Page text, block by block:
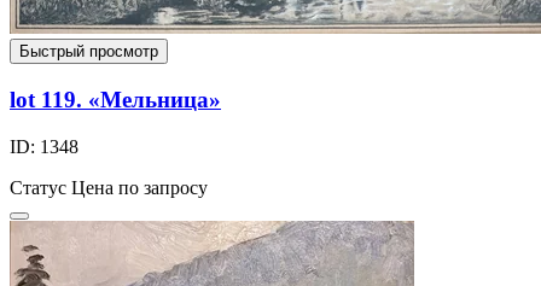
Быстрый просмотр
lot 119. «Мельница»
ID: 1348
Статус Цена по запросу